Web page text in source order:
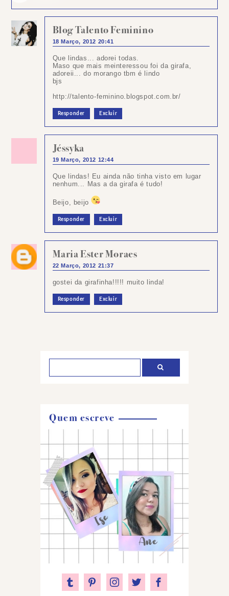
Blog Talento Feminino
18 Março, 2012 20:41
Que lindas... adorei todas.
Maso que mais meinteressou foi da girafa,
adoreii... do morango tbm é lindo
bjs
http://talento-feminino.blogspot.com.br/
Responder Excluir
Jéssyka
19 Março, 2012 12:44
Que lindas! Eu ainda não tinha visto em lugar
nenhum... Mas a da girafa é tudo!
Beijo, beijo
Responder Excluir
Maria Ester Moraes
22 Março, 2012 21:37
gostei da girafinha!!!!! muito linda!
Responder Excluir
Quem escreve